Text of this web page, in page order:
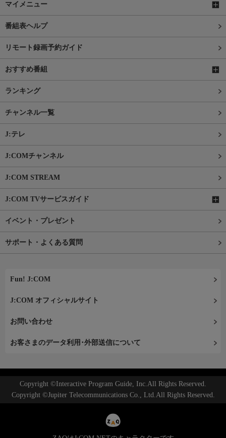
マイメニュー
番組表ヘルプ
リモート録画予約ガイド
おすすめ番組
ランキング
チャンネル一覧
J:テレ
J:COMチャンネル
J:COM STREAM
J:COM TVサービスガイド
イベント・プレゼント
サポート・よくある質問
Fun! J:COM
J:COM オフィシャルサイト
お問い合わせ
お客さまのデータ利用･外部送信について
Copyright ©Interactive Program Guide, Inc.All Rights Reserved.
Copyright ©Jupiter Telecommunications Co., Ltd.All Rights Reserved.